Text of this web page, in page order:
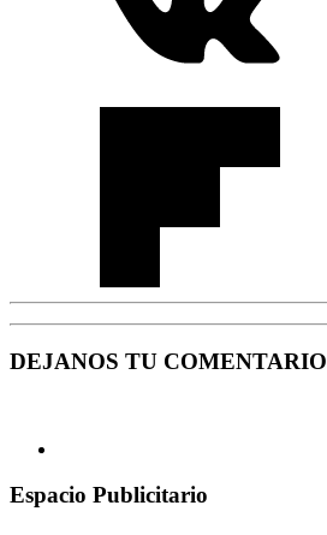
DEJANOS TU COMENTARIO
Espacio Publicitario